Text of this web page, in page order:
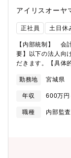
アイリスオーヤ
正社員 土日休
【内部統制】 会
要】以下の法人向
だきます。【具体
認会計士あるいは
つ提案、助言・関
査、判断。 着手
スを行っている部
勤務地 宮城県
年収 600万円
職種
内部監